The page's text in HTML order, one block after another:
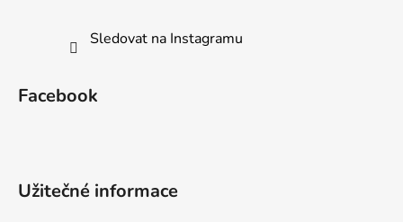
Sledovat na Instagramu
Facebook
Užitečné informace